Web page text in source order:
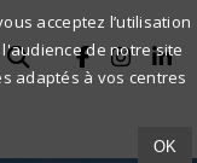
acceptez l’utilisation
de notre site
adaptés à vos centres
OK